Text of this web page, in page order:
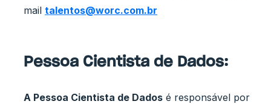
Pessoa Cientista de Dados:
A Pessoa Cientista de Dados é responsável por
mail talentos@worc.com.br